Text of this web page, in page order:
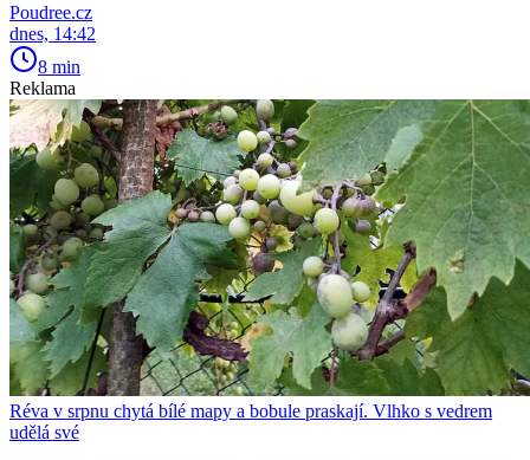
Poudree.cz
dnes, 14:42
8 min
Reklama
Réva v srpnu chytá bílé mapy a bobule praskají. Vlhko s vedrem
udělá své